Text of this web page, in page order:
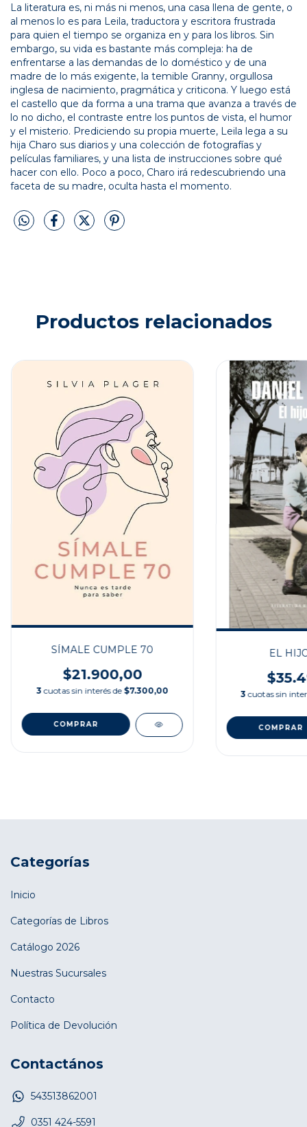
La literatura es, ni más ni menos, una casa llena de gente, o
al menos lo es para Leila, traductora y escritora frustrada
para quien el tiempo se organiza en y para los libros. Sin
embargo, su vida es bastante más compleja: ha de
enfrentarse a las demandas de lo doméstico y de una
madre de lo más exigente, la temible Granny, orgullosa
inglesa de nacimiento, pragmática y criticona. Y luego está
el castello que da forma a una trama que avanza a través de
lo no dicho, el contraste entre los puntos de vista, el humor
y el misterio. Prediciendo su propia muerte, Leila lega a su
hija Charo sus diarios y una colección de fotografías y
películas familiares, y una lista de instrucciones sobre qué
hacer con ello. Poco a poco, Charo irá redescubriendo una
faceta de su madre, oculta hasta el momento.
Productos relacionados
SÍMALE CUMPLE 70
$21.900,00
3 cuotas sin interés de $7.300,00
EL
3 cuotas sin
Categorías
Inicio
Categorías de Libros
Catálogo 2026
Nuestras Sucursales
Contacto
Política de Devolución
Contactános
543513862001
0351 424-5591